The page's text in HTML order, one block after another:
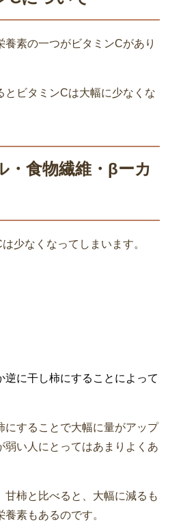
素の一つがビタミンCがあり
とビタミンCは大幅に少なくな
・食物繊維・βーカ
少なくなってしまいます。
に干し柿にすることによって
にすることで大幅に量がアップ
弱い人にとってはあまりよくあ
柿と比べると、大幅に減るも
素もあるのです。